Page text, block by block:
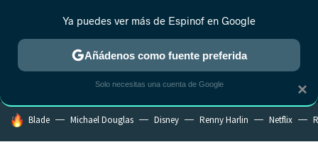
MENÚ NUEVO
ESTRENOS REALITY ANIME RANKINGS CINE
HOY SE HABLA DE
Blade Michael Douglas Disney Renny Harlin Netflix
×
Ya puedes ver más de Espinof en Google
Añádenos como fuente preferida
Solo necesitas una cuenta de Google